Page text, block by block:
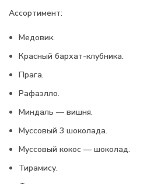
Ассортимент:
Медовик.
Красный бархат-клубника.
Прага.
Рафаэлло.
Миндаль — вишня.
Муссовый 3 шоколада.
Муссовый кокос — шоколад.
Тирамису.